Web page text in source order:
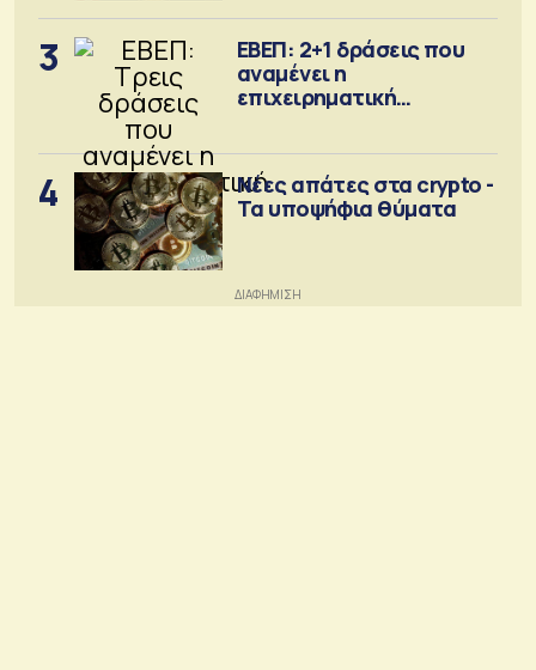
3
ΕΒΕΠ: 2+1 δράσεις που
αναμένει η
επιχειρηματική
4
Νέες απάτες στα crypto -
Τα υποψήφια θύματα